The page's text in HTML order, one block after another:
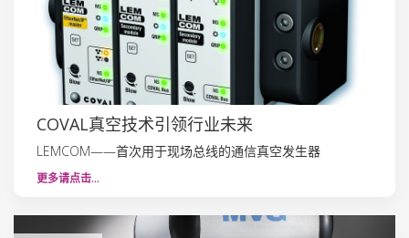
COVAL真空技术引领行业未来
LEMCOM——首次用于现场总线的通信真空发生器
更多请点击…